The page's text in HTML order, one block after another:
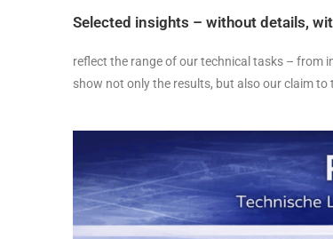
Selected insights – without details,
reflect the range of our technical tasks – from
show not only the results, but also our claim